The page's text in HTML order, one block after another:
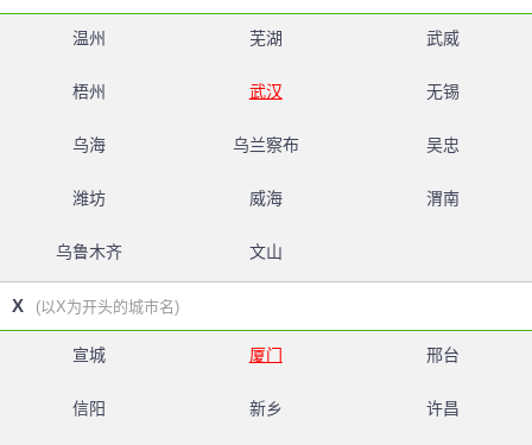
温州 芜湖 武威
梧州 武汉 无锡
乌海 乌兰察布 吴忠
潍坊 威海 渭南
乌鲁木齐 文山
X (以X为开头的城市名)
宣城 厦门 邢台
信阳 新乡 许昌